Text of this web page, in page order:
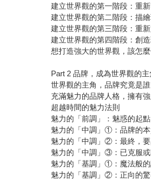
建立世界觀的第一階段：重
建立世界觀的第二階段：描
建立世界觀的第三階段：重
建立世界觀的第四階段：創
想打造強大的世界觀，該怎麼
Part 2 品牌，成為世界觀的主
世界觀的主角，品牌究竟是誰
充滿魅力的品牌人格，擁有
超越時間的魅力法則
魅力的「前調」：魅惑的起
魅力的「中調」①：品牌的本
魅力的「中調」②：最終，
魅力的「中調」③：已克服
魅力的「基調」①：魔法般
魅力的「基調」②：正向的